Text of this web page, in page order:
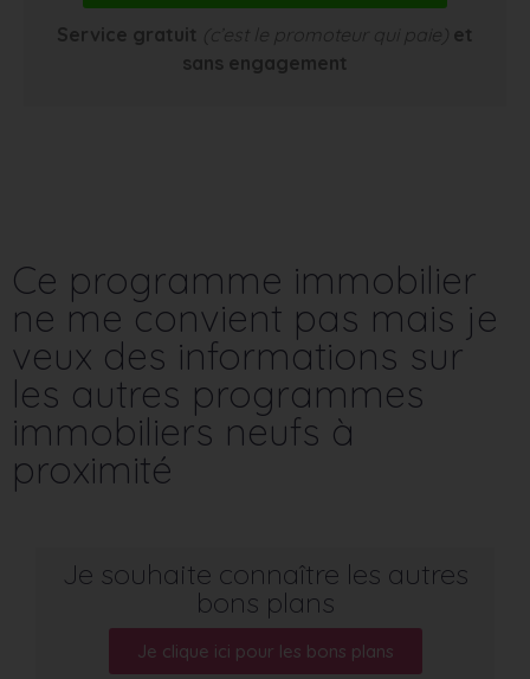
Service gratuit (c’est le promoteur qui paie) et
sans engagement
Ce programme immobilier
ne me convient pas mais je
veux des informations sur
les autres programmes
immobiliers neufs à
proximité
Je souhaite connaître les autres
bons plans
Je clique ici pour les bons plans